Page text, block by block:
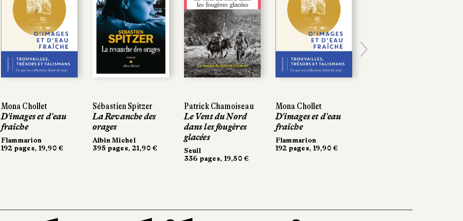
Mona Chollet
D'images et d'eau
fraîche
Flammarion
192 pages, 19,90 €
Sébastien Spitzer
La Revanche des
orages
Albin Michel
395 pages, 21,90 €
Patrick Chamoiseau
Le Vent du Nord
dans les fougères
glacées
Seuil
336 pages, 19,50 €
Mona Chollet
D'images et d'eau
fraîche
Flammarion
192 pages, 19,90 €